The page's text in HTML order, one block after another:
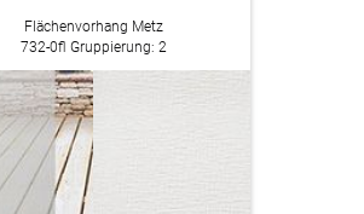
Flächenvorhang Metz
732-0fl Gruppierung: 2